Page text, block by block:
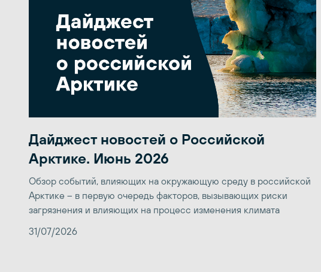
Дайджест новостей о Российской
Арктике. Июнь 2026
Обзор событий, влияющих на окружающую среду в российской
Арктике – в первую очередь факторов, вызывающих риски
загрязнения и влияющих на процесс изменения климата
31/07/2026